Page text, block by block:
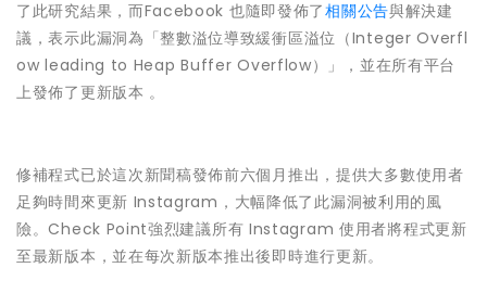
了此研究結果，而Facebook 也隨即發佈了相關公告與解決建
議，表示此漏洞為「整數溢位導致緩衝區溢位（Integer Overfl
ow leading to Heap Buffer Overflow）」，並在所有平台
上發佈了更新版本 。
修補程式已於這次新聞稿發佈前六個月推出，提供大多數使用者
足夠時間來更新 Instagram，大幅降低了此漏洞被利用的風
險。Check Point強烈建議所有 Instagram 使用者將程式更新
至最新版本，並在每次新版本推出後即時進行更新。